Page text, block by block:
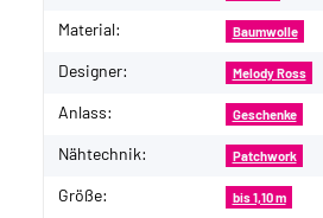
Material: Baumwolle
Designer: Melody Ross
Anlass: Geschenke
Nähtechnik: Patchwork
Größe: bis 1,10 m